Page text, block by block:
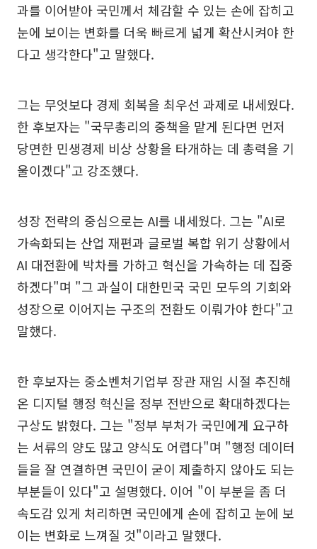
과를 이어받아 국민께서 체감할 수 있는 손에 잡히고
눈에 보이는 변화를 더욱 빠르게 넓게 확산시켜야 한
다고 생각한다"고 말했다.
그는 무엇보다 경제 회복을 최우선 과제로 내세웠다.
한 후보자는 "국무총리의 중책을 맡게 된다면 먼저
당면한 민생경제 비상 상황을 타개하는 데 총력을 기
울이겠다"고 강조했다.
성장 전략의 중심으로는 AI를 내세웠다. 그는 "AI로
가속화되는 산업 재편과 글로벌 복합 위기 상황에서
AI 대전환에 박차를 가하고 혁신을 가속하는 데 집중
하겠다"며 "그 과실이 대한민국 국민 모두의 기회와
성장으로 이어지는 구조의 전환도 이뤄가야 한다"고
말했다.
한 후보자는 중소벤처기업부 장관 재임 시절 추진해
온 디지털 행정 혁신을 정부 전반으로 확대하겠다는
구상도 밝혔다. 그는 "정부 부처가 국민에게 요구하
는 서류의 양도 많고 양식도 어렵다"며 "행정 데이터
들을 잘 연결하면 국민이 굳이 제출하지 않아도 되는
부분들이 있다"고 설명했다. 이어 "이 부분을 좀 더
속도감 있게 처리하면 국민에게 손에 잡히고 눈에 보
이는 변화로 느껴질 것"이라고 말했다.